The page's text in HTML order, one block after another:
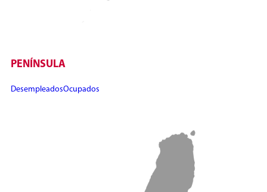
PENÍNSULA
DesempleadosOcupados